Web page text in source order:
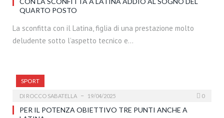
QUARTO POSTO
La sconfitta con il Latina, figlia di una prestazione molto
deludente sotto l’aspetto tecnico e…
SPORT
DI ROCCO SABATELLA 19/04/2025 0
PER IL POTENZA OBIETTIVO TRE PUNTI ANCHE A